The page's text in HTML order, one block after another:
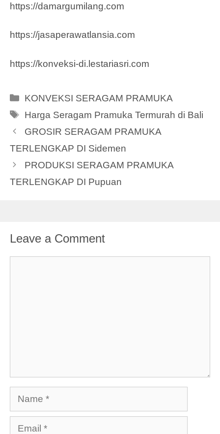
https://damargumilang.com
https://jasaperawatlansia.com
https://konveksi-di.lestariasri.com
Categories
KONVEKSI SERAGAM PRAMUKA
Tags
Harga Seragam Pramuka Termurah di Bali
GROSIR SERAGAM PRAMUKA
TERLENGKAP DI Sidemen
PRODUKSI SERAGAM PRAMUKA
TERLENGKAP DI Pupuan
Leave a Comment
Name
Email